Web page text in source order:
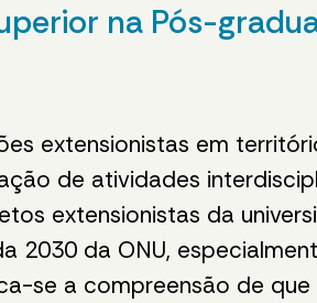
na Pós-
extensionistas em
de atividades
extensionistas da
2030 da ONU,
se a compreensão de